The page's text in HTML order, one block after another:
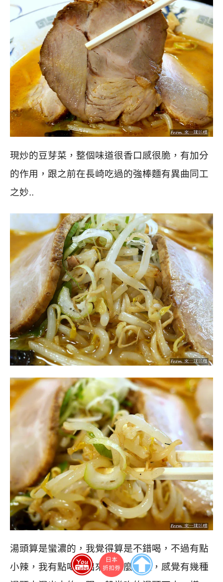
現炒的豆芽菜，整個味道很香口感很脆，有加分
的作用，跟之前在長崎吃過的強棒麵有異曲同工
之妙..
湯頭算是蠻濃的，我覺得算是不錯喝，不過有點
小辣，我有點喝不出來是什麼湯頭，感覺有幾種